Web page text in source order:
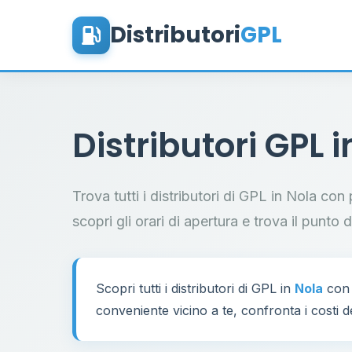
DistributoriGPL
Distributori GPL
Trova tutti i distributori di GPL in Nola
scopri gli orari di apertura e trova il punto
Scopri tutti i distributori di GPL in Nola con
conveniente vicino a te, confronta i costi